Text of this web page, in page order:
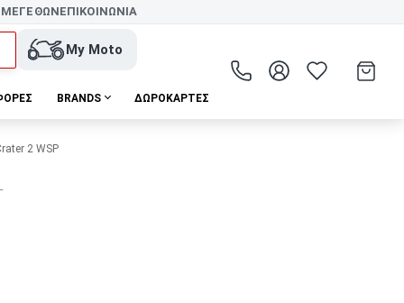
ΕΠΙΚΟΙΝΩΝΙΑ
My Moto
BRANDS ΔΩΡΟΚΆΡΤΕΣ
2 WSP